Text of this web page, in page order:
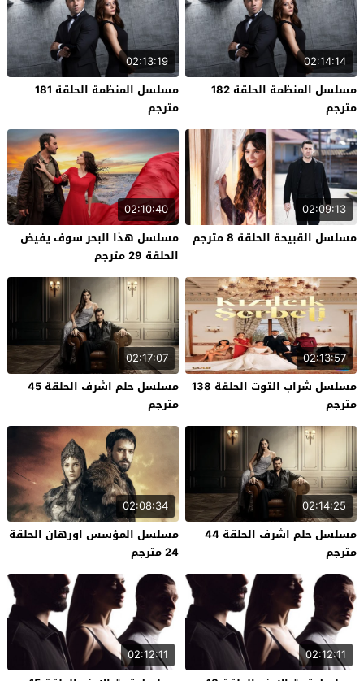
02:14:14
مسلسل المنظمة الحلقة 182
مترجم
02:13:19
مسلسل المنظمة الحلقة 181
مترجم
02:09:13
مسلسل القبيحة الحلقة 8 مترجم
02:10:40
مسلسل هذا البحر سوف يفيض
الحلقة 29 مترجم
02:13:57
مسلسل شراب التوت الحلقة 138
مترجم
02:17:07
مسلسل حلم اشرف الحلقة 45
مترجم
02:14:25
مسلسل حلم اشرف الحلقة 44
مترجم
02:08:34
مسلسل المؤسس اورهان الحلقة
24 مترجم
02:12:11
02:12:11